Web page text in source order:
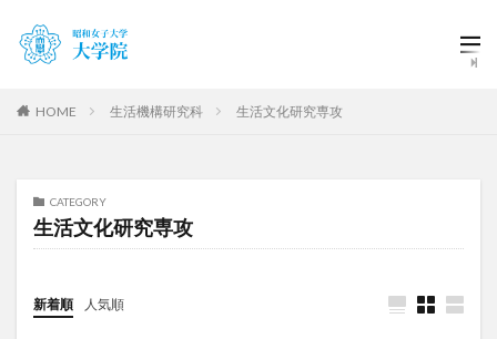
HOME 生活機構研究科 生活文化研究専攻
CATEGORY
生活文化研究専攻
新着順 人気順